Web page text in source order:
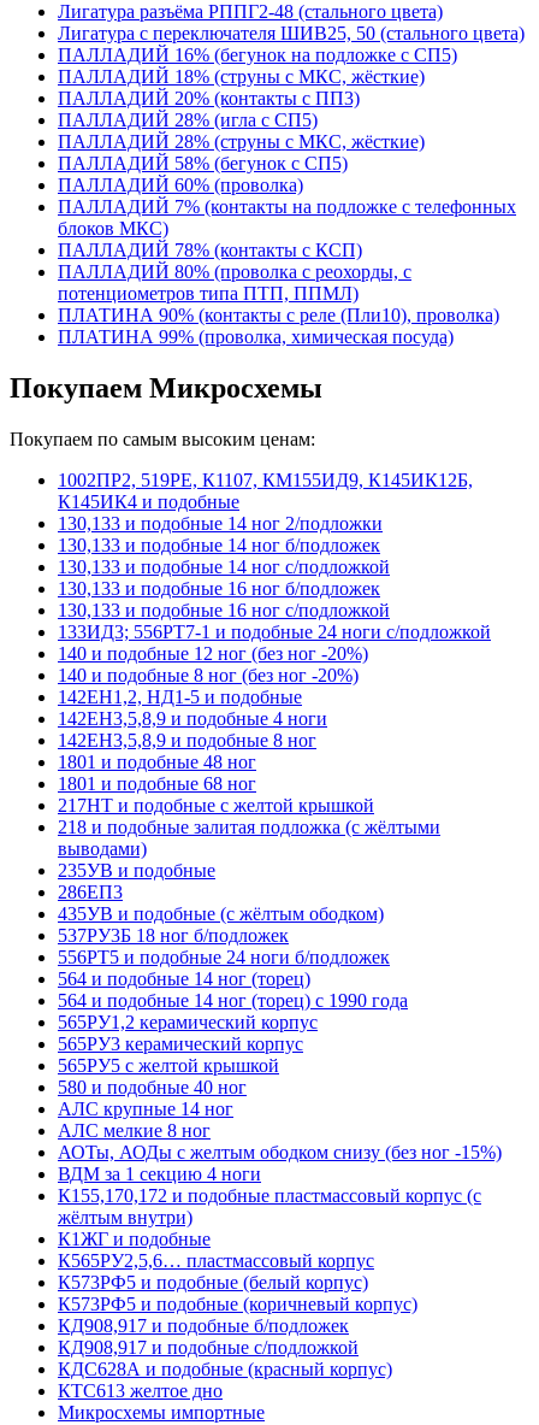
Лигатура разъёма РППГ2-48 (стального цвета)
Лигатура с переключателя ШИВ25, 50 (стального цвета)
ПАЛЛАДИЙ 16% (бегунок на подложке с СП5)
ПАЛЛАДИЙ 18% (струны с МКС, жёсткие)
ПАЛЛАДИЙ 20% (контакты с ПП3)
ПАЛЛАДИЙ 28% (игла с СП5)
ПАЛЛАДИЙ 28% (струны с МКС, жёсткие)
ПАЛЛАДИЙ 58% (бегунок с СП5)
ПАЛЛАДИЙ 60% (проволка)
ПАЛЛАДИЙ 7% (контакты на подложке с телефонных
блоков МКС)
ПАЛЛАДИЙ 78% (контакты с КСП)
ПАЛЛАДИЙ 80% (проволка с реохорды, с
потенциометров типа ПТП, ППМЛ)
ПЛАТИНА 90% (контакты с реле (Пли10), проволка)
ПЛАТИНА 99% (проволка, химическая посуда)
Покупаем Микросхемы
Покупаем по самым высоким ценам:
1002ПР2, 519РЕ, К1107, КМ155ИД9, К145ИК12Б,
К145ИК4 и подобные
130,133 и подобные 14 ног 2/подложки
130,133 и подобные 14 ног б/подложек
130,133 и подобные 14 ног с/подложкой
130,133 и подобные 16 ног б/подложек
130,133 и подобные 16 ног с/подложкой
133ИД3; 556РТ7-1 и подобные 24 ноги с/подложкой
140 и подобные 12 ног (без ног -20%)
140 и подобные 8 ног (без ног -20%)
142ЕН1,2, НД1-5 и подобные
142ЕН3,5,8,9 и подобные 4 ноги
142ЕН3,5,8,9 и подобные 8 ног
1801 и подобные 48 ног
1801 и подобные 68 ног
217НТ и подобные с желтой крышкой
218 и подобные залитая подложка (с жёлтыми
выводами)
235УВ и подобные
286ЕП3
435УВ и подобные (с жёлтым ободком)
537РУ3Б 18 ног б/подложек
556РТ5 и подобные 24 ноги б/подложек
564 и подобные 14 ног (торец)
564 и подобные 14 ног (торец) с 1990 года
565РУ1,2 керамический корпус
565РУ3 керамический корпус
565РУ5 с желтой крышкой
580 и подобные 40 ног
АЛС крупные 14 ног
АЛС мелкие 8 ног
АОТы, АОДы с желтым ободком снизу (без ног -15%)
ВДМ за 1 секцию 4 ноги
К155,170,172 и подобные пластмассовый корпус (с
жёлтым внутри)
К1ЖГ и подобные
К565РУ2,5,6… пластмассовый корпус
К573РФ5 и подобные (белый корпус)
К573РФ5 и подобные (коричневый корпус)
КД908,917 и подобные б/подложек
КД908,917 и подобные с/подложкой
КДС628А и подобные (красный корпус)
КТС613 желтое дно
Микросхемы импортные